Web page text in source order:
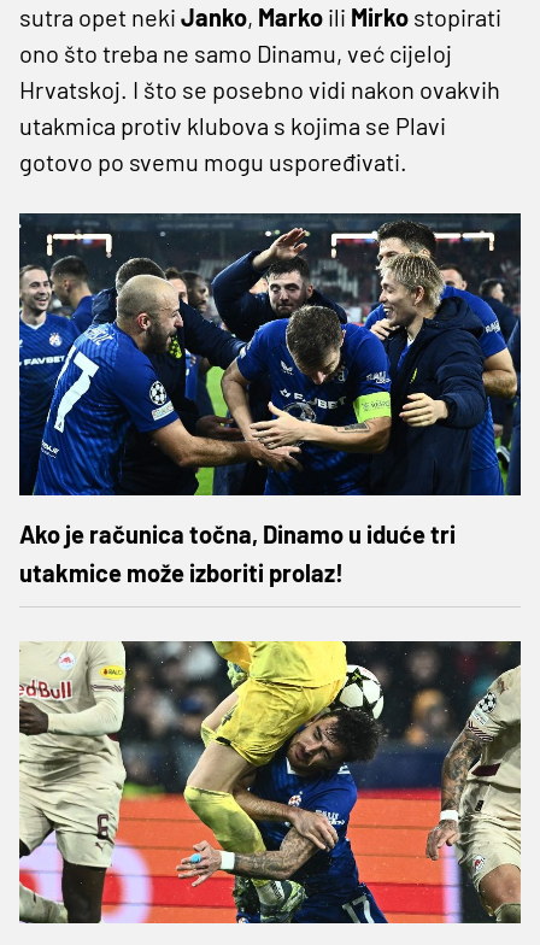
sutra opet neki Janko, Marko ili Mirko stopirati
ono što treba ne samo Dinamu, već cijeloj
Hrvatskoj. I što se posebno vidi nakon ovakvih
utakmica protiv klubova s kojima se Plavi
gotovo po svemu mogu uspoređivati.
Ako je računica točna, Dinamo u iduće tri
utakmice može izboriti prolaz!